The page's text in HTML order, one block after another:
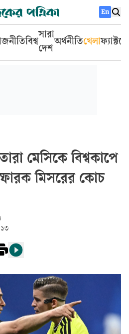
En
বিশ্ব
সারা
দেশ
অর্থনীতিখেলা
মেসিকে বিশ্বকাপে
মিসরের কোচ